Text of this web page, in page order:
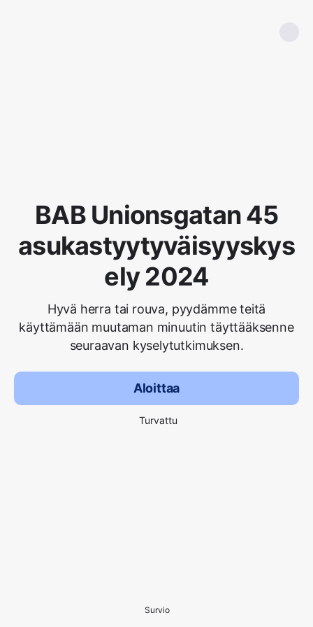
BAB Unionsgatan 45
asukastyytyväisyyskys
ely 2024
Hyvä herra tai rouva, pyydämme teitä
käyttämään muutaman minuutin täyttääksenne
seuraavan kyselytutkimuksen.
Aloittaa
Turvattu
Survio